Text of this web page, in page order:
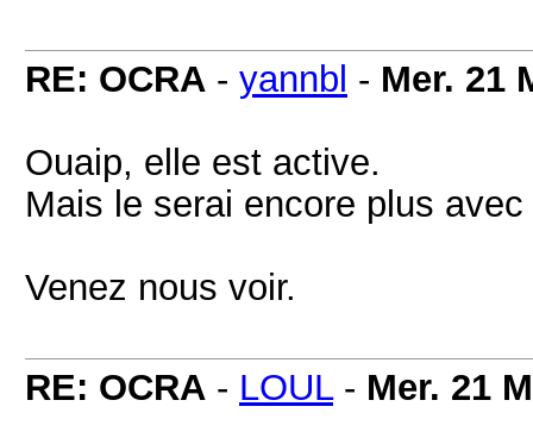
RE: OCRA - yannbl - Mer. 21
Ouaip, elle est active.
Mais le serai encore plus
Venez nous voir.
RE: OCRA - LOUL- Mer. 21